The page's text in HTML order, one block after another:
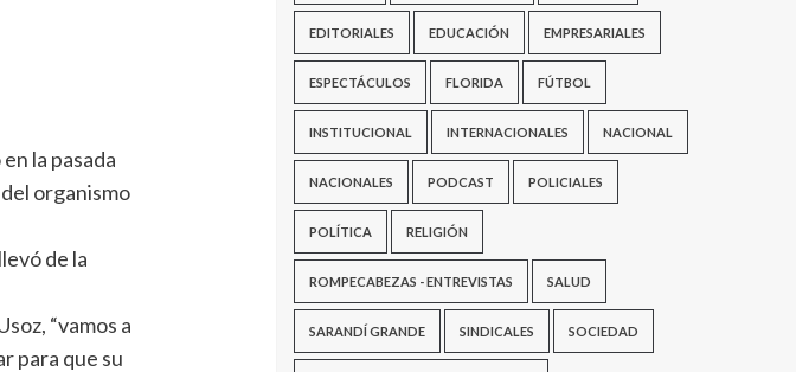
la pasada
organismo
de la
“vamos a
para que su
EDITORIALES EDUCACIÓN EMPRESARIALES
ESPECTÁCULOS FLORIDA FÚTBOL
INSTITUCIONAL INTERNACIONALES NACIONAL
NACIONALES PODCAST POLICIALES
POLÍTICA RELIGIÓN
ROMPECABEZAS - ENTREVISTAS SALUD
SARANDÍ GRANDE SINDICALES SOCIEDAD